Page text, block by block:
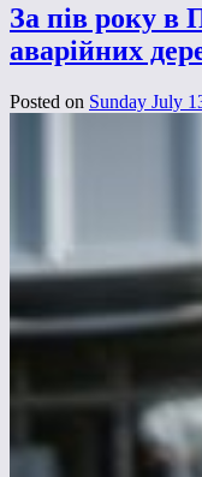
За пів року в
аварійних
Posted on Sunday July